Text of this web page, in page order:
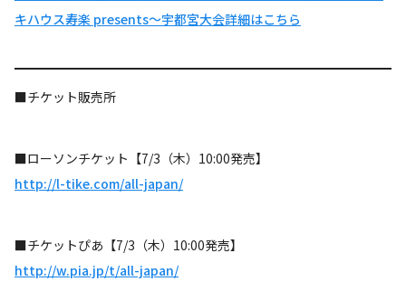
キハウス寿楽 presents～宇都宮大会詳細はこちら
■チケット販売所
■ローソンチケット【7/3（木）10:00発売】
http://l-tike.com/all-japan/
■チケットぴあ【7/3（木）10:00発売】
http://w.pia.jp/t/all-japan/